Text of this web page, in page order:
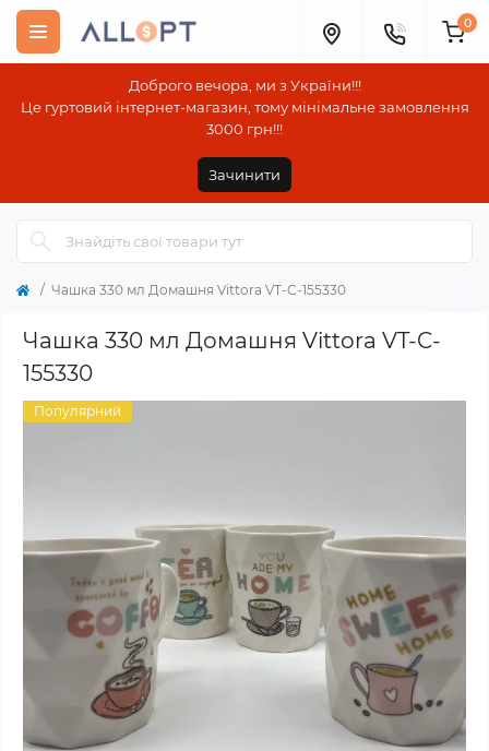
Доброго вечора, ми з України!!!
Це гуртовий інтернет-магазин, тому мінімальне замовлення
3000 грн!!!
Зачинити
0
Чашка 330 мл Домашня Vittora VT-C-155330
Чашка 330 мл Домашня Vittora VT-C-
155330
Популярний